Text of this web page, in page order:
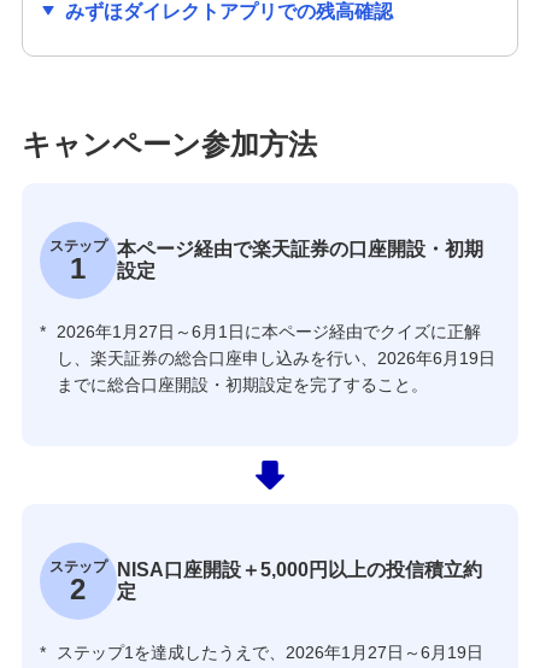
みずほダイレクトアプリでの残高確認
キャンペーン参加方法
ステップ
1
本ページ経由で楽天証券の口座開設・初期
設定
* 2026年1月27日～6月1日に本ページ経由でクイズに正解
し、楽天証券の総合口座申し込みを行い、2026年6月19日
までに総合口座開設・初期設定を完了すること。
ステップ
2
NISA口座開設＋5,000円以上の投信積立約
定
*
ステップ1を達成したうえで、2026年1月27日～6月19日